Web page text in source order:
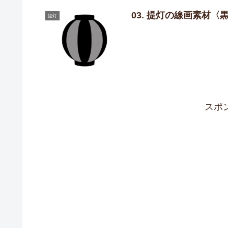
提灯 03. 提灯の線画素材〈黒
スポ